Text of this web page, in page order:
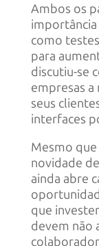
Ambos os
como
para
discutiu-se
empresas
seus
interfaces
Mesmo que
novidade
ainda abre
que
devem não